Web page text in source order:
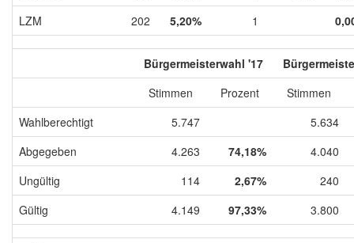
LZM
202 5,20% 1
Bürgermeisterwahl '17
Stimmen
Prozent
Stimmen
Wahlberechtigt
5.747
5.634
Abgegeben
4.263 74,18%
4.040
Ungültig
114 2,67%
240
Gültig
4.149 97,33% 3.800